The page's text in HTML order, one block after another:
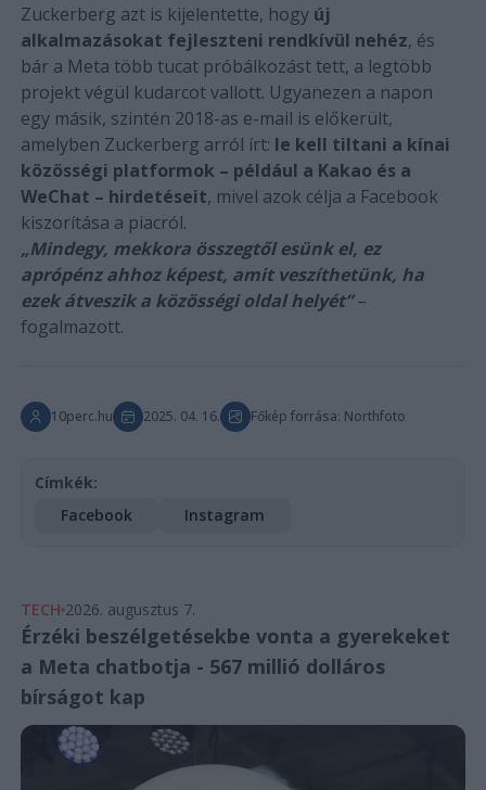
Zuckerberg azt is kijelentette, hogy új
alkalmazásokat fejleszteni rendkívül nehéz, és
bár a Meta több tucat próbálkozást tett, a legtöbb
projekt végül kudarcot vallott. Ugyanezen a napon
egy másik, szintén 2018-as e-mail is előkerült,
amelyben Zuckerberg arról írt: le kell tiltani a kínai
közösségi platformok – például a Kakao és a
WeChat – hirdetéseit, mivel azok célja a Facebook
kiszorítása a piacról.
„Mindegy, mekkora összegtől esünk el, ez
aprópénz ahhoz képest, amit veszíthetünk, ha
ezek átveszik a közösségi oldal helyét” –
fogalmazott.
10perc.hu 2025. 04. 16. Főkép forrása: Northfoto
Címkék:
Facebook
Instagram
TECH 2026. augusztus 7.
Érzéki beszélgetésekbe vonta a gyerekeket
a Meta chatbotja - 567 millió dolláros
bírságot kap